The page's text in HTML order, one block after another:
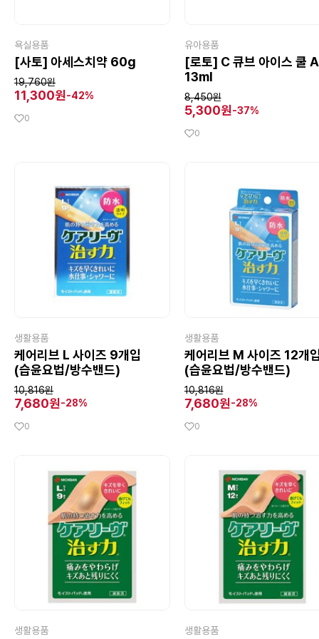
욕실용품
[사토] 아세스치약 60g
19,760원
11,300원-42%
0
유아용품
[로토] C 큐브 아이스 쿨 A
13ml
8,450원
5,300원-37%
0
생활용품
케어리브 L 사이즈 9개입
(습윤요법/방수밴드)
10,816원
7,680원-28%
0
생활용품
케어리브 M 사이즈 12개
(습윤요법/방수밴드)
10,816원
7,680원-28%
0
생활용품 생활용품